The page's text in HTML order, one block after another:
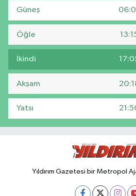
Güneş
Öğle
İkindi
Akşam
Yatsı
Yıldırım Gazetesi bir Metropol